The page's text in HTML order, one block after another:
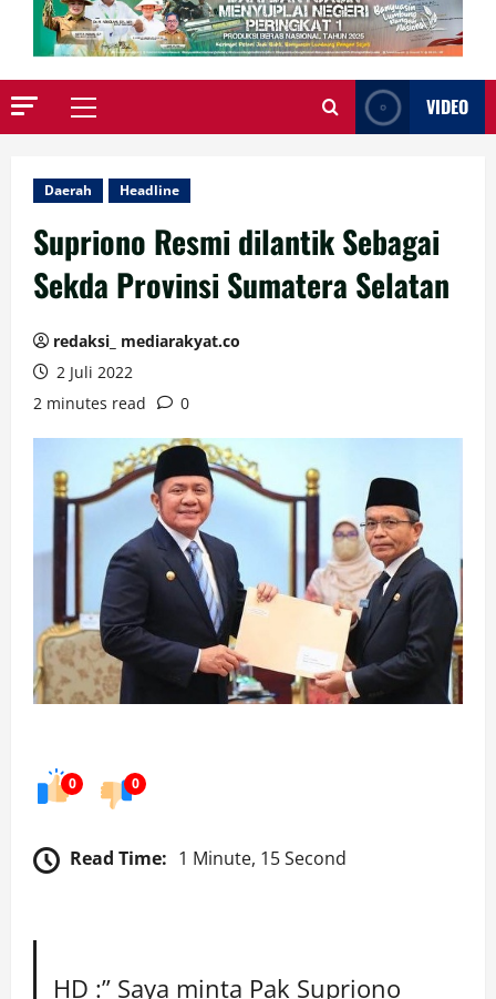
Primary
VIDEO
Daerah Headline
Supriono Resmi dilantik Sebagai
Sekda Provinsi Sumatera Selatan
redaksi_ mediarakyat.co
2 Juli 2022
2 minutes read
0
0 0
Read Time: 1 Minute, 15 Second
HD :” Saya minta Pak Supriono